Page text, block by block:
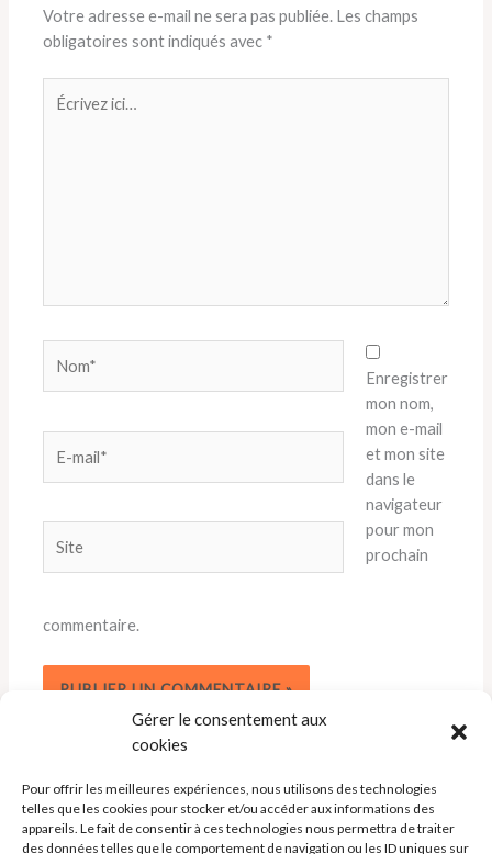
Gérer le consentement aux
cookies
Pour offrir les meilleures expériences, nous utilisons des technologies
telles que les cookies pour stocker et/ou accéder aux informations des
appareils. Le fait de consentir à ces technologies nous permettra de traiter
des données telles que le comportement de navigation ou les ID uniques sur
Votre adresse e-mail ne sera pas publiée. Les champs
obligatoires sont indiqués avec *
ici…
mail*
Enregistrer
mon nom,
mon e-mail
et mon site
dans le
navigateur
pour mon
prochain
commentaire.